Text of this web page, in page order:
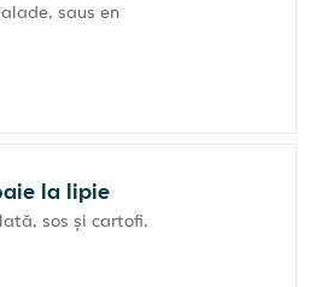
saus en
la lipie
sos și cartofi.